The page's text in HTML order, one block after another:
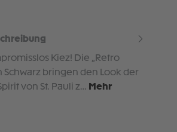
Kiez! Die „Retro
Schwarz bringen den Look der
von St. Pauli z… Mehr